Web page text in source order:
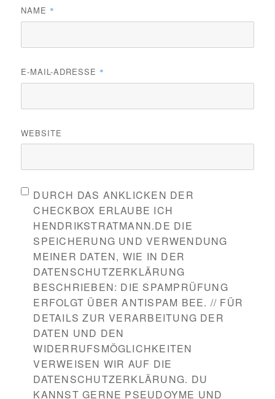
NAME *
E-MAIL-ADRESSE *
WEBSITE
DURCH DAS ANKLICKEN DER
CHECKBOX ERLAUBE ICH
HENDRIKSTRATMANN.DE DIE
SPEICHERUNG UND VERWENDUNG
MEINER DATEN, WIE IN DER
DATENSCHUTZERKLÄRUNG
BESCHRIEBEN: DIE SPAMPRÜFUNG
ERFOLGT ÜBER ANTISPAM BEE. // FÜR
DETAILS ZUR VERARBEITUNG DER
DATEN UND DEN
WIDERRUFSMÖGLICHKEITEN
VERWEISEN WIR AUF DIE
DATENSCHUTZERKLÄRUNG. DU
KANNST GERNE PSEUDOYME UND